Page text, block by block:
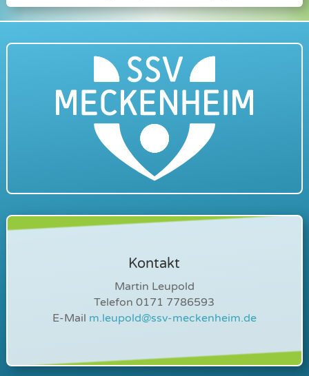
Kontakt
Martin Leupold
Telefon 0171 7786593
E-Mail m.leupold@ssv-meckenheim.de